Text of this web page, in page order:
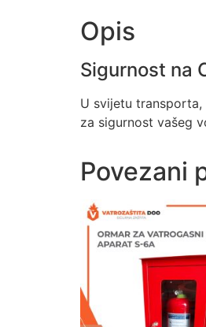
Opis
Sigurnost na
U svijetu transporta,
za sigurnost vašeg
Povezani